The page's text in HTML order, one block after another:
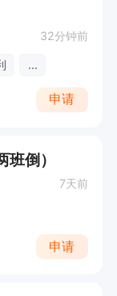
32分钟前
...
申请
倒）
7天前
申请